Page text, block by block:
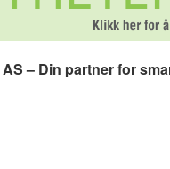
– Din partner for